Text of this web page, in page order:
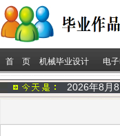
首 页 机械毕业设计 电
2026年8月